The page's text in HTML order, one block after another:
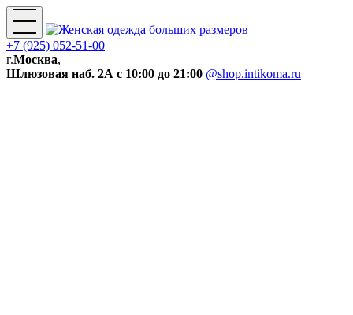
+7 (925) 052-51-00
г.Москва,
Шлюзовая наб. 2А с 10:00 до 21:00 @shop.intikoma.ru